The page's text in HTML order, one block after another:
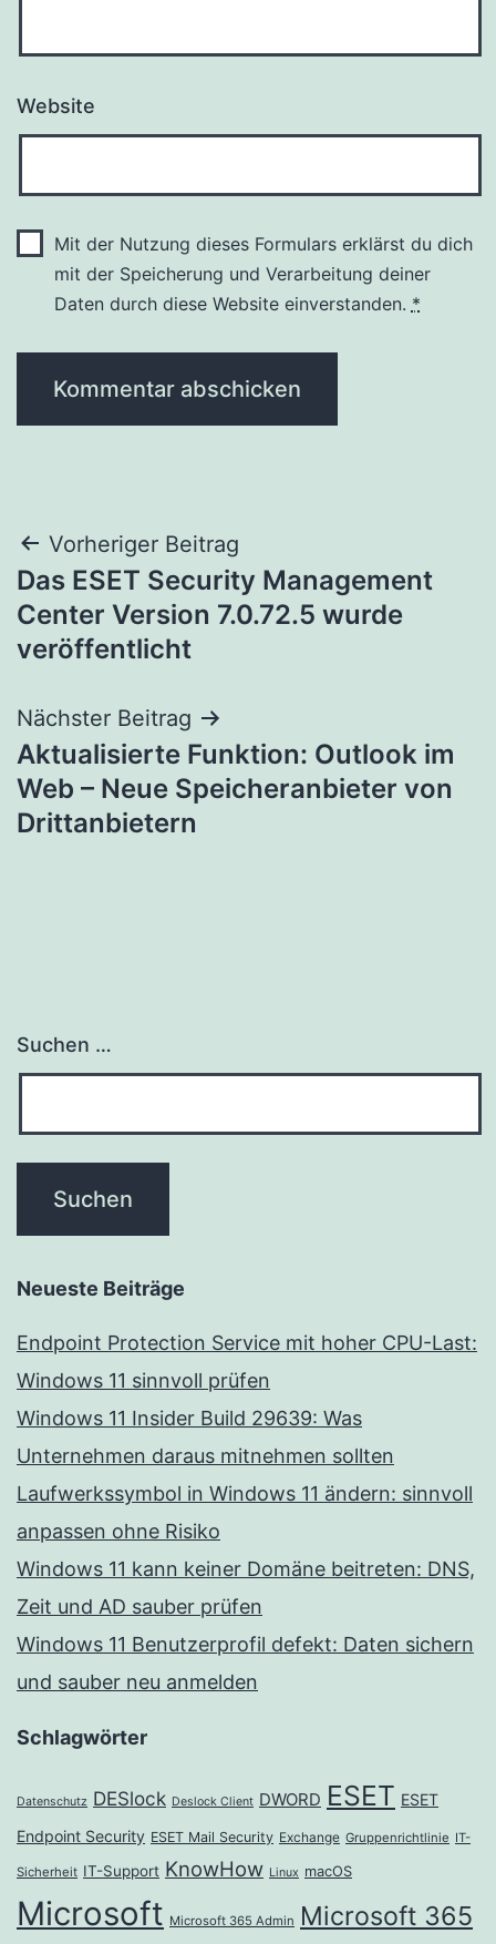
Website
Mit der Nutzung dieses Formulars erklärst du dich
mit der Speicherung und Verarbeitung deiner
Daten durch diese Website einverstanden. *
Beitragsnavigation
Vorheriger Beitrag
Das ESET Security Management
Center Version 7.0.72.5 wurde
veröffentlicht
Nächster Beitrag
Aktualisierte Funktion: Outlook im
Web – Neue Speicheranbieter von
Drittanbietern
Suchen …
Neueste Beiträge
Endpoint Protection Service mit hoher CPU-Last:
Windows 11 sinnvoll prüfen
Windows 11 Insider Build 29639: Was
Unternehmen daraus mitnehmen sollten
Laufwerkssymbol in Windows 11 ändern: sinnvoll
anpassen ohne Risiko
Windows 11 kann keiner Domäne beitreten: DNS,
Zeit und AD sauber prüfen
Windows 11 Benutzerprofil defekt: Daten sichern
und sauber neu anmelden
Schlagwörter
Datenschutz DESlock Deslock Client DWORD ESET ESET
Endpoint Security ESET Mail Security Exchange Gruppenrichtlinie IT-
Sicherheit IT-Support KnowHow Linux macOS
Microsoft Microsoft 365 Admin Microsoft 365